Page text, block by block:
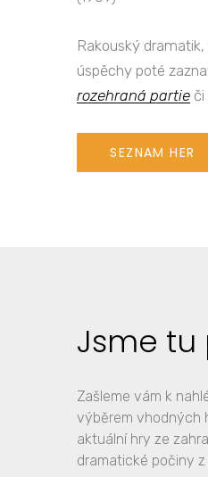
Rakouský
úspěchy poté
rozehraná partie či
SEZNAM HER
Jsme tu
Zašleme vám k
výběrem vhodných
aktuální hry ze
dramatické počiny